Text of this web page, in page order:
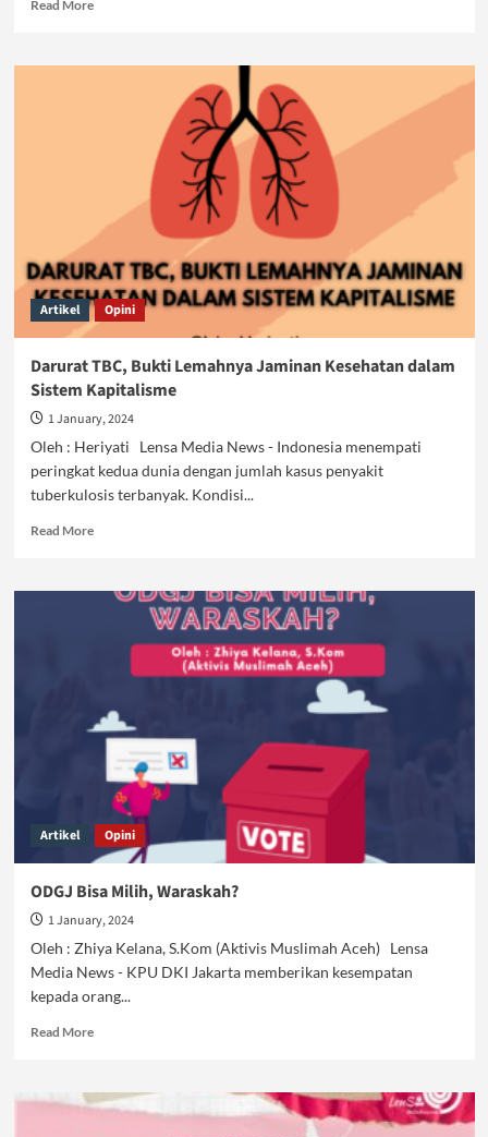
Read More
Kapitalisme
Artikel Opini
Darurat TBC, Bukti Lemahnya Jaminan Kesehatan dalam
Sistem Kapitalisme
1 January, 2024
Oleh : Heriyati Lensa Media News - Indonesia menempati
peringkat kedua dunia dengan jumlah kasus penyakit
tuberkulosis terbanyak. Kondisi...
Read MoreRead
Darurat
Lemahnya
Jaminan
dalam
Sistem
Kapitalisme
Artikel Opini
ODGJ Bisa Milih, Waraskah?
1 January, 2024
Oleh : Zhiya Kelana, S.Kom (Aktivis Muslimah Aceh) Lensa
Media News - KPU DKI Jakarta memberikan kesempatan
kepada orang...
Read MoreRead
ODGJ
Bisa